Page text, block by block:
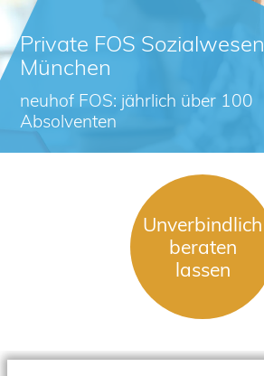
Private FOS Sozialwesen
München
neuhof FOS: jährlich über 100
Absolventen
Unverbindlich
beraten
lassen